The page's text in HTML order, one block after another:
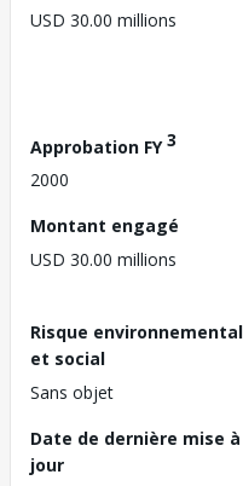
USD 30.00 millions
Approbation FY3
2000
Montant engagé
USD 30.00 millions
Risque environnemental
et social
Sans objet
Date de dernière mise à
jour